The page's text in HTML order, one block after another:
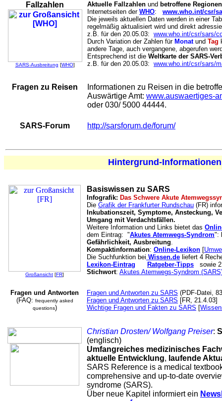
Fallzahlen
SARS-Ausbreitung [WHO]
Aktuelle Fallzahlen und betroffene
Internetseiten der WHO:
www.who.int/csr/
Die jeweils aktuellen Daten werden in einer
regelmäßig aktualisiert wird und direkt
z.B. für den 20.05.03: www.who.int/csr/sars/
Durch Variation der Zahlen für Monatund Tag
andere Tage, auch vergangene, abgerufen
Entsprechend ist die Weltkarte der SARS-
z.B. für den 20.05.03: www.who.int/csr/sars/
Fragen zu Reisen
Informationen zu Reisen in die
Auswärtige Amt: www.auswaertiges-
oder 030/ 5000 44444.
SARS-Forum http://sarsforum.de/forum/
Hintergrund-Informationen
Großansicht [FR]
Basiswissen zu SARS
Infografik: Das Schwere Akute
Die Grafik der Frankfurter Rundschau (FR)
Inkubationszeit, Symptome, Ansteckung,
Umgang mit Verdachtsfällen.
Weitere Information und Links bietet das
dem Eintrag: "Akutes Atemwegs-Syndrom":
Gefährlichkeit, Ausbreitung.
Kompaktinformation: Online-Lexikon [
Die Suchfunktion bei Wissen.de liefert 4
Lexikon-Eintrag
Ratgeber-Tipps sowie 2
Stichwort: Akutes Atemwegs-Syndrom
Fragen und Antworten
(FAQ: frequently asked
questions)
Fragen und Antworten zu SARS (PDF-Datei,
Fragen und Antworten zu SARS [FR, 21.4.03]
Wichtige Fragen und Fakten zu SARS [
Christian Drosten/ Wolfgang Preiser:
(englisch)
Umfangreiches medizinisches
aktuelle Entwicklung, laufende
SARS Reference is a medical
comprehensive and up-to-date
syndrome (SARS).
Über neue Kapitel informiert ein